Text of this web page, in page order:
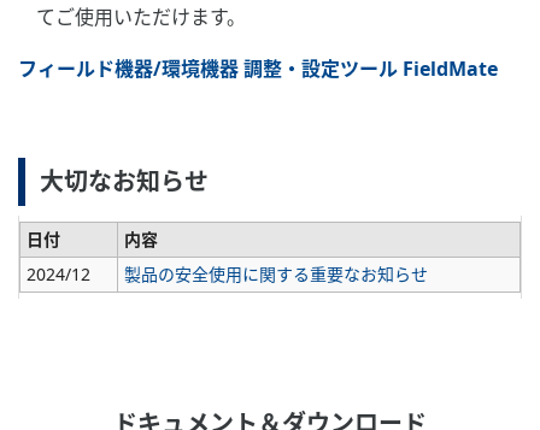
てご使用いただけます。
フィールド機器/環境機器 調整・設定ツール FieldMate
大切なお知らせ
日付
内容
2024/12
製品の安全使用に関する重要なお知らせ